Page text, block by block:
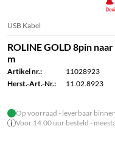
USB Kabel
ROLINE GOLD 8pin
m
Artikel nr.:
11028923
Herst.-Art.-Nr.:
11.02.8923
Op voorraad - leverbaar
Voor 14.00 uur besteld -